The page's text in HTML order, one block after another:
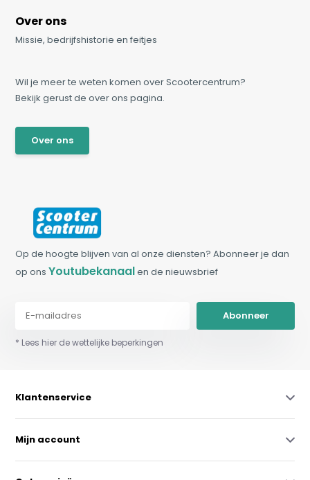
Over ons
Missie, bedrijfshistorie en feitjes
Wil je meer te weten komen over Scootercentrum?
Bekijk gerust de over ons pagina.
Over ons
Op de hoogte blijven van al onze diensten? Abonneer je dan
op onsYoutubekanaalen de nieuwsbrief
Abonneer
* Lees hier de wettelijke beperkingen
Klantenservice
Mijn account